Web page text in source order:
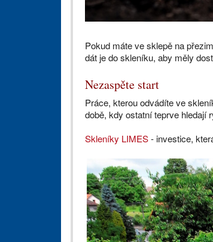
Pokud máte ve sklepě na
dát je do skleníku, aby měly
Nezaspěte start
Práce, kterou odvádíte ve
době, kdy ostatní teprve hledají
Skleníky LIMES- investice,